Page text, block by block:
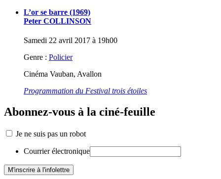
L’or se barre (1969)
Peter COLLINSON
Samedi 22 avril 2017 à 19h00
Genre : Policier
Cinéma Vauban, Avallon
Programmation du Festival trois étoiles
Abonnez-vous à la ciné-feuille
Je ne suis pas un robot
Courrier électronique